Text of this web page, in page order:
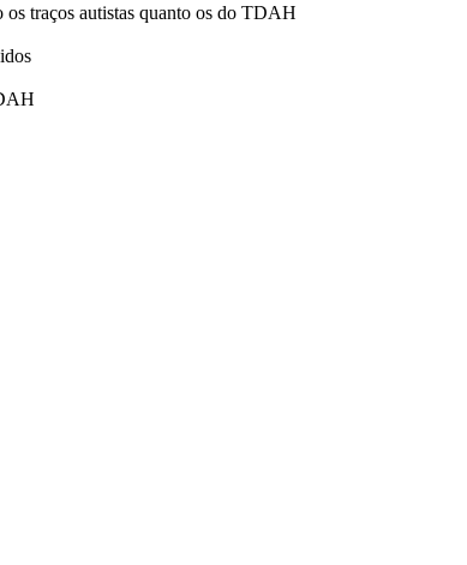
os traços autistas quanto os do TDAH